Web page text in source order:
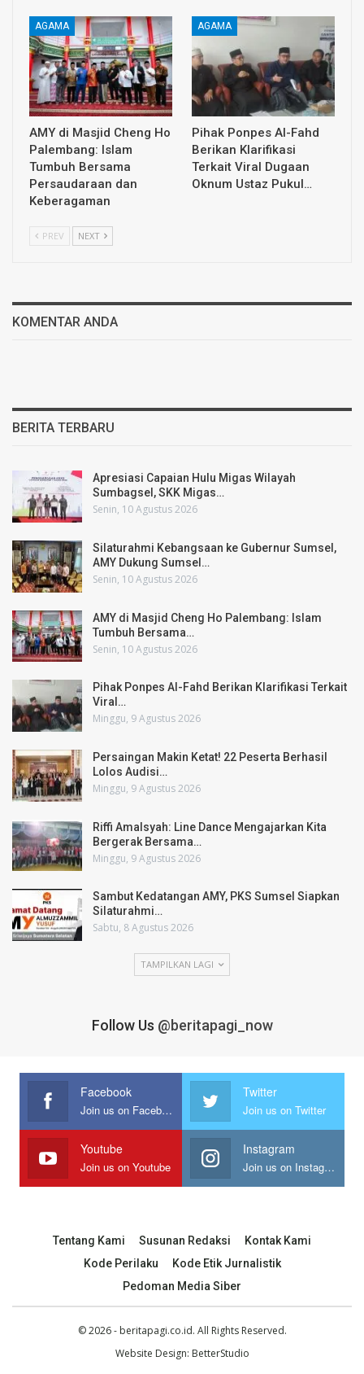
AGAMA
AMY di Masjid Cheng Ho
Palembang: Islam
Tumbuh Bersama
Persaudaraan dan
Keberagaman
AGAMA
Pihak Ponpes Al-Fahd
Berikan Klarifikasi
Terkait Viral Dugaan
Oknum Ustaz Pukul…
PREV NEXT
KOMENTAR ANDA
BERITA TERBARU
Apresiasi Capaian Hulu Migas Wilayah
Sumbagsel, SKK Migas…
Senin, 10 Agustus 2026
Silaturahmi Kebangsaan ke Gubernur Sumsel,
AMY Dukung Sumsel…
Senin, 10 Agustus 2026
AMY di Masjid Cheng Ho Palembang: Islam
Tumbuh Bersama…
Senin, 10 Agustus 2026
Pihak Ponpes Al-Fahd Berikan Klarifikasi Terkait
Viral…
Minggu, 9 Agustus 2026
Persaingan Makin Ketat! 22 Peserta Berhasil
Lolos Audisi…
Minggu, 9 Agustus 2026
Riffi Amalsyah: Line Dance Mengajarkan Kita
Bergerak Bersama…
Minggu, 9 Agustus 2026
Sambut Kedatangan AMY, PKS Sumsel Siapkan
Silaturahmi…
Sabtu, 8 Agustus 2026
TAMPILKAN LAGI
Follow Us @beritapagi_now
Facebook
Join us on Facebook
Twitter
Join us on Twitter
Youtube
Join us on Youtube
Instagram
Join us on Instagram
Tentang Kami Susunan Redaksi
Kontak Kami
Kode Perilaku
Kode Etik Jurnalistik
Pedoman Media Siber
© 2026 - beritapagi.co.id. All Rights Reserved.
Website Design: BetterStudio